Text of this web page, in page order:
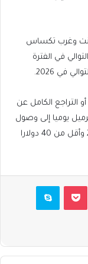
وغرب تكساس
على التوالي في الفترة
التراجع الكامل عن
البالغة 2.2 مليون برميل يوميا إلى وصول
سعر خام برنت إلى ما بين 40 و49 دولارا في 2026 وأقل من 40 دولارا
بوكيت سكايب